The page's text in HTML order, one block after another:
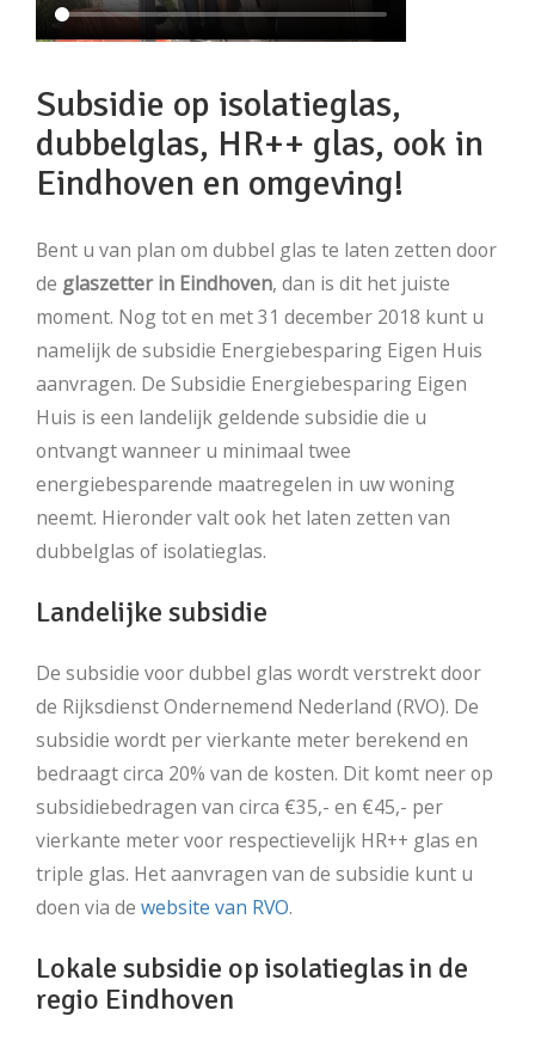
Subsidie op isolatieglas,
dubbelglas, HR++ glas, ook in
Eindhoven en omgeving!
Bent u van plan om dubbel glas te laten zetten door
de glaszetter in Eindhoven, dan is dit het juiste
moment. Nog tot en met 31 december 2018 kunt u
namelijk de subsidie Energiebesparing Eigen Huis
aanvragen. De Subsidie Energiebesparing Eigen
Huis is een landelijk geldende subsidie die u
ontvangt wanneer u minimaal twee
energiebesparende maatregelen in uw woning
neemt. Hieronder valt ook het laten zetten van
dubbelglas of isolatieglas.
Landelijke subsidie
De subsidie voor dubbel glas wordt verstrekt door
de Rijksdienst Ondernemend Nederland (RVO). De
subsidie wordt per vierkante meter berekend en
bedraagt circa 20% van de kosten. Dit komt neer op
subsidiebedragen van circa €35,- en €45,- per
vierkante meter voor respectievelijk HR++ glas en
triple glas. Het aanvragen van de subsidie kunt u
doen via de website van RVO.
Lokale subsidie op isolatieglas in de
regio Eindhoven